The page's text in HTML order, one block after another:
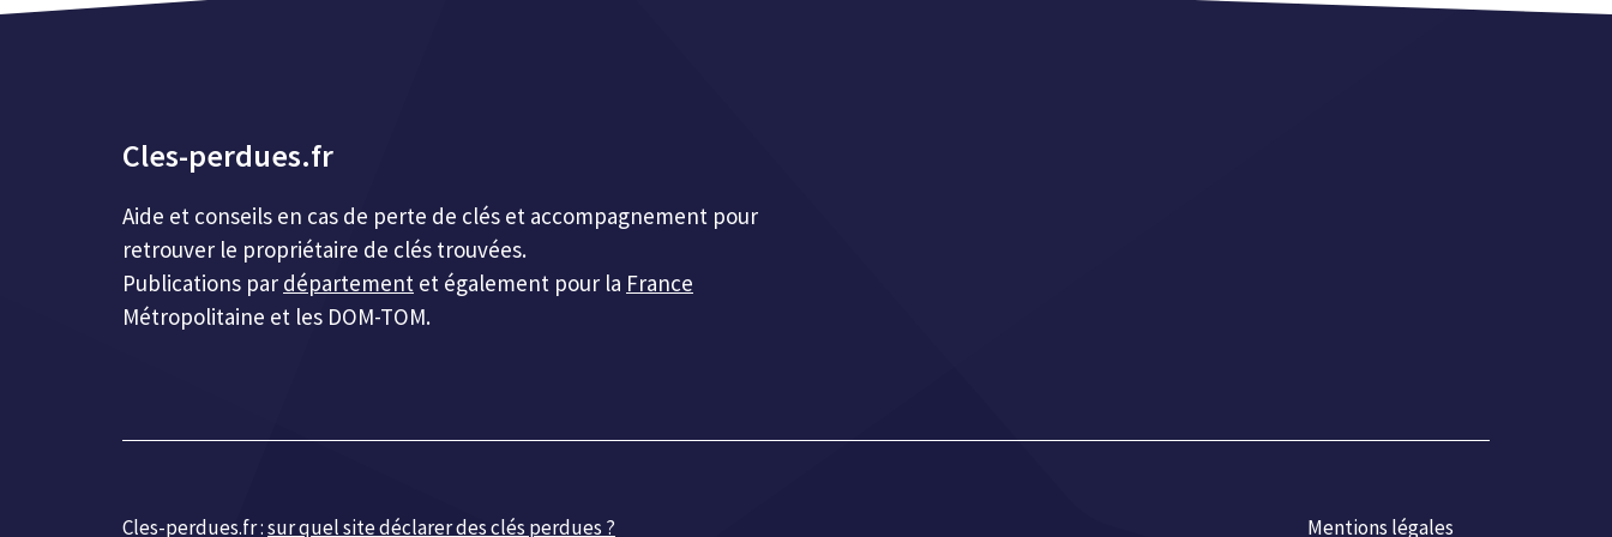
Cles-perdues.fr
Aide et conseils en cas de perte de clés et accompagnement pour
retrouver le propriétaire de clés trouvées.
Publications par département et également pour la France
Métropolitaine et les DOM-TOM.
Cles-perdues.fr :sur quel site déclarer des clés perdues ? Mentions légales